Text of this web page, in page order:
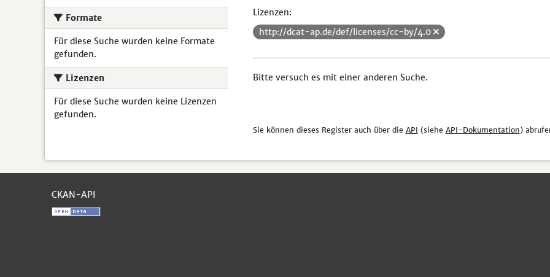
Formate
Für diese Suche wurden keine Formate
gefunden.
Lizenzen
Für diese Suche wurden keine Lizenzen
gefunden.
Lizenzen:
http://dcat-ap.de/def/licenses/cc-by/4.0
Bitte versuch es mit einer anderen Suche.
Sie können dieses Register auch über die API (siehe API-Dokumentation)
CKAN-API